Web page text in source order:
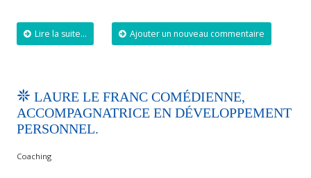
Lire la suite... Ajouter un nouveau commentaire
LAURE LE FRANC COMÉDIENNE,
ACCOMPAGNATRICE EN DÉVELOPPEMENT
PERSONNEL.
Coaching